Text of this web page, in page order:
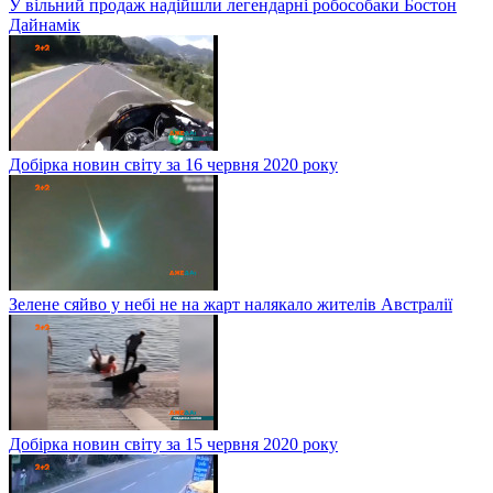
У вільний продаж надійшли легендарні робособаки Бостон
Дайнамік
Добірка новин світу за 16 червня 2020 року
Зелене сяйво у небі не на жарт налякало жителів Австралії
Добірка новин світу за 15 червня 2020 року